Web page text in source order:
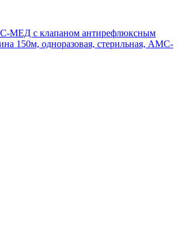
МЕД с клапаном антирефлюксным
150м, одноразовая, стерильная, АМС-